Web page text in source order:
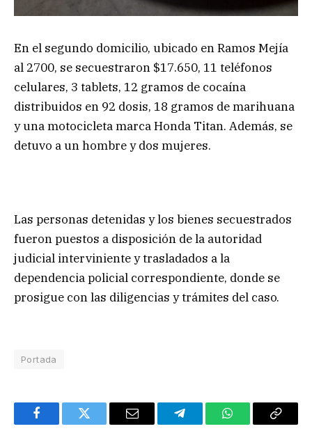
En el segundo domicilio, ubicado en Ramos Mejía
al 2700, se secuestraron $17.650, 11 teléfonos
celulares, 3 tablets, 12 gramos de cocaína
distribuidos en 92 dosis, 18 gramos de marihuana
y una motocicleta marca Honda Titan. Además, se
detuvo a un hombre y dos mujeres.
Las personas detenidas y los bienes secuestrados
fueron puestos a disposición de la autoridad
judicial interviniente y trasladados a la
dependencia policial correspondiente, donde se
prosigue con las diligencias y trámites del caso.
Portada
FacebookTwitter Email TelegramWhatsAppCopy